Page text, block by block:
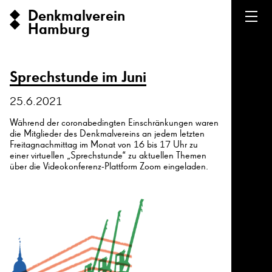
Denkmalverein
Hamburg
Sprechstunde im Juni
25.6.2021
Während der coronabedingten Einschränkungen waren
die Mitglieder des Denkmalvereins an jedem letzten
Freitagnachmittag im Monat von 16 bis 17 Uhr zu
einer virtuellen „Sprechstunde“ zu aktuellen Themen
über die Videokonferenz-Plattform Zoom eingeladen.